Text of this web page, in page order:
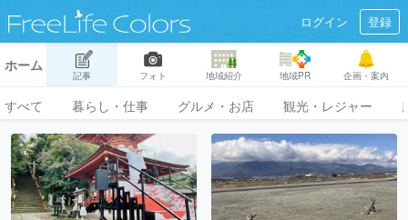
ログイン 登録
ホーム
記事 フォト 地域紹介 地域PR 企画・案内
すべて 暮らし・仕事 グルメ・お店 観光・レジャー